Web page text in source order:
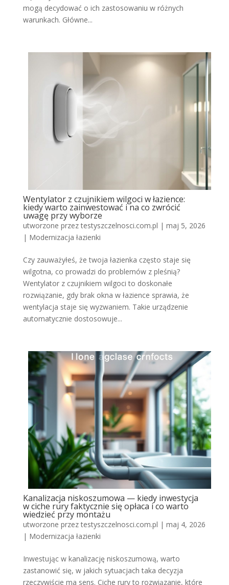
mogą decydować o ich zastosowaniu w różnych
warunkach. Główne...
Wentylator z czujnikiem wilgoci w łazience:
kiedy warto zainwestować i na co zwrócić
uwagę przy wyborze
utworzone przeztestyszczelnosci.com.pl | maj 5, 2026
| Modernizacja łazienki
Czy zauważyłeś, że twoja łazienka często staje się
wilgotna, co prowadzi do problemów z pleśnią?
Wentylator z czujnikiem wilgoci to doskonałe
rozwiązanie, gdy brak okna w łazience sprawia, że
wentylacja staje się wyzwaniem. Takie urządzenie
automatycznie dostosowuje...
Kanalizacja niskoszumowa — kiedy inwestycja
w ciche rury faktycznie się opłaca i co warto
wiedzieć przy montażu
utworzone przeztestyszczelnosci.com.pl | maj 4, 2026
| Modernizacja łazienki
Inwestując w kanalizację niskoszumową, warto
zastanowić się, w jakich sytuacjach taka decyzja
rzeczywiście ma sens. Ciche rury to rozwiązanie, które